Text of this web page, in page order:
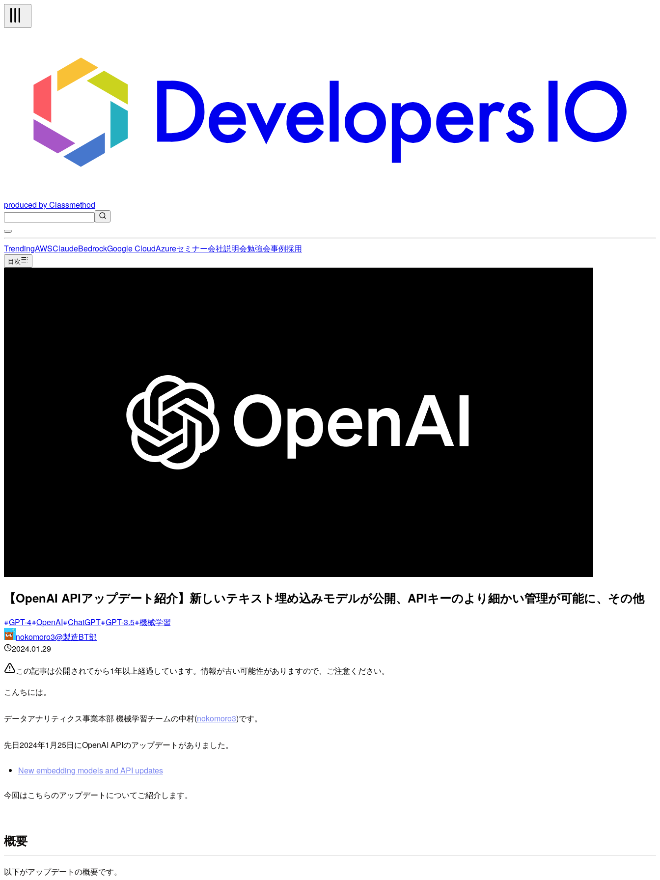
produced by Classmethod
TrendingAWSClaudeBedrockGoogle CloudAzureセミナー会社説明会勉強会事例採用
目次
【OpenAI APIアップデート紹介】新しいテキスト埋め込みモデルが公開、APIキーのより細かい管理が可能に、その他
GPT-4 OpenAI ChatGPT GPT-3.5 機械学習
nokomoro3@製造BT部
2024.01.29
この記事は公開されてから1年以上経過しています。情報が古い可能性がありますので、ご注意ください。
こんちには。
データアナリティクス事業本部 機械学習チームの中村(nokomoro3)です。
先日2024年1月25日にOpenAI APIのアップデートがありました。
New embedding models and API updates
今回はこちらのアップデートについてご紹介します。
概要
以下がアップデートの概要です。